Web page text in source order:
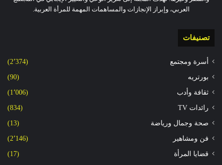
العربي، وإبراز الإنجازات والمساهمات المهمة للمرأة العربية.
تصنيفات
أسرة ومجتمع (2٬374)
بورتريه (90)
ثقافة وأدب (1٬006)
رائدات TV (834)
صحة وجمال ورياضة (13)
فن ومشاهير (2٬146)
قضايا المرأة (17)